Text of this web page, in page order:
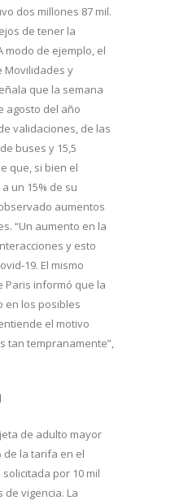
dos millones 87 mil.
de tener la
modo de ejemplo, el
Movilidades y
que la semana
agosto del año
validaciones, de las
buses y 15,5
que, si bien el
un 15% de su
aumentos
“Un aumento en la
y esto
19. El mismo
Paris informó que la
en los posibles
el motivo
tan tempranamente”,
de adulto mayor
de la tarifa en el
por 10 mil
vigencia. La